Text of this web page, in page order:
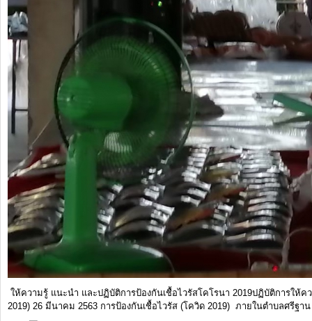
การ
จัดการ
ความ
รู้
ท้อง
ถิ่น
ของ
เรา
แสดง
ความ
คิด
เห็น/
เรียน
ให้ความรู้ แนะนำ และปฏิบัติการป้องกันเชื้อไวรัสโคโรนา 2019ปฏิบัติการให้ค
2019) 26 มีนาคม 2563 การป้องกันเชื้อไวรัส (โควิด 2019) ภายในตำบลศรีฐา